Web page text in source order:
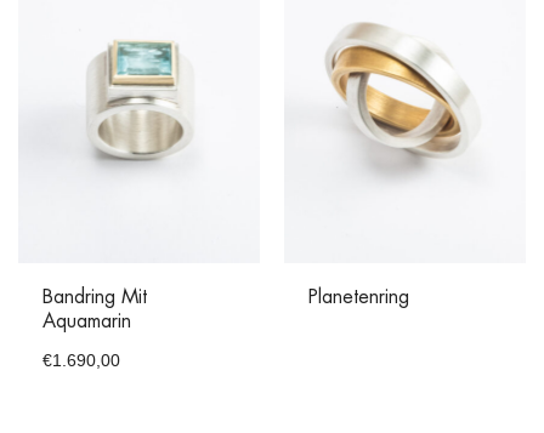
Bandring Mit
Aquamarin
€1.690,00
Planetenring